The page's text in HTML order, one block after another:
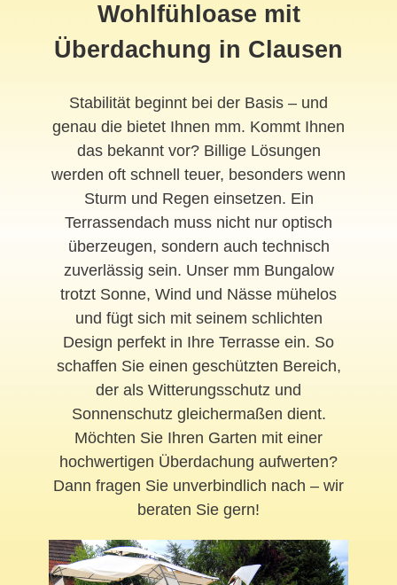
Wohlfühloase mit
Überdachung in Clausen
Stabilität beginnt bei der Basis – und
genau die bietet Ihnen mm. Kommt Ihnen
das bekannt vor? Billige Lösungen
werden oft schnell teuer, besonders wenn
Sturm und Regen einsetzen. Ein
Terrassendach muss nicht nur optisch
überzeugen, sondern auch technisch
zuverlässig sein. Unser mm Bungalow
trotzt Sonne, Wind und Nässe mühelos
und fügt sich mit seinem schlichten
Design perfekt in Ihre Terrasse ein. So
schaffen Sie einen geschützten Bereich,
der als Witterungsschutz und
Sonnenschutz gleichermaßen dient.
Möchten Sie Ihren Garten mit einer
hochwertigen Überdachung aufwerten?
Dann fragen Sie unverbindlich nach – wir
beraten Sie gern!